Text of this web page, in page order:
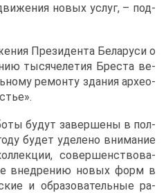
но­вых услуг, – под­
Пре­зи­ден­та Бе­ла­ру­си о
ты­ся­че­ле­тия Бре­ста ве­
ре­мон­ту зда­ния ар­хео­
бу­дут за­вер­ше­ны в пол­
бу­дет уде­ле­но вни­ма­ние
со­вер­шен­ство­ва­
внед­ре­нию но­вых форм в
и об­ра­зо­ва­тель­ные ра­